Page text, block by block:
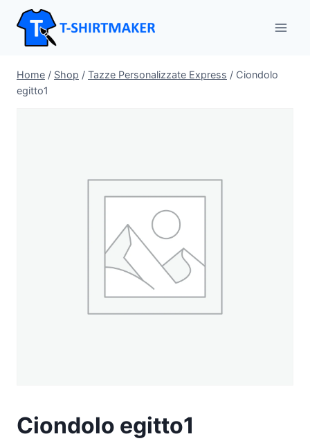
Salta
contenuto
Home / Shop / Tazze Personalizzate Express / Ciondolo
egitto1
Ciondolo egitto1